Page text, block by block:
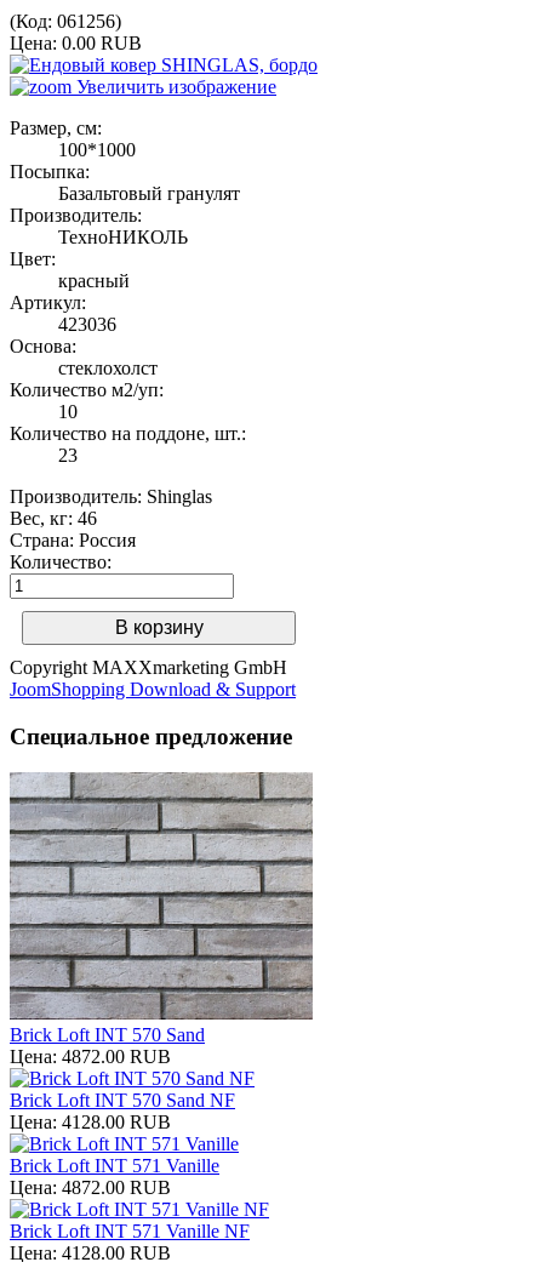
(Код: 061256)
Цена: 0.00 RUB
Увеличить изображение
Размер, см:
100*1000
Посыпка:
Базальтовый гранулят
Производитель:
ТехноНИКОЛЬ
Цвет:
красный
Артикул:
423036
Основа:
стеклохолст
Количество м2/уп:
10
Количество на поддоне, шт.:
23
Производитель: Shinglas
Вес, кг: 46
Страна: Россия
Количество:
Copyright MAXXmarketing GmbH
JoomShopping Download & Support
Специальное предложение
Brick Loft INT 570 Sand
Цена: 4872.00 RUB
Brick Loft INT 570 Sand NF
Цена: 4128.00 RUB
Brick Loft INT 571 Vanille
Цена: 4872.00 RUB
Brick Loft INT 571 Vanille NF
Цена: 4128.00 RUB